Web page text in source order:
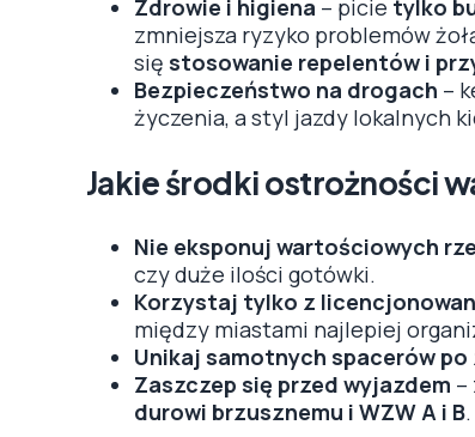
Zdrowie i higiena – picie tylko
zmniejsza ryzyko problemów
się stosowanie repelentów i
Bezpieczeństwo na drogach –
życzenia, a styl jazdy lokalnych
Jakie środki ostrożności
Nie eksponuj wartościowych
czy duże ilości gotówki.
Korzystaj tylko z
między miastami najlepiej
Unikaj samotnych spacerów po
Zaszczep się przed wyjazdem –
durowi brzusznemu i WZW A i B.